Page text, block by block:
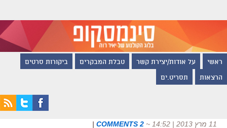
ראשי על אודות/יצירת קשר טבלת המבקרים ביקורות סרטים
הרצאות תסריט.ים
11 מרץ 2013 | 14:52 ~
2 COMMENTS
|